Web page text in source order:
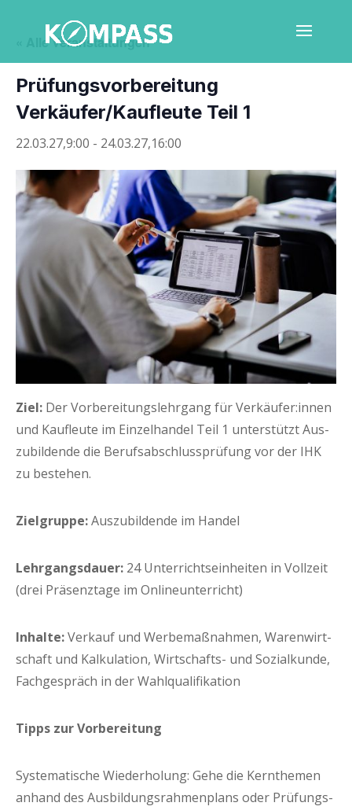
« Alle Veranstaltungen
Prü­fungs­vor­be­rei­tung
Verkäufer/Kaufleute Teil 1
22.03.27,9:00 - 24.03.27,16:00
Ziel: Der Vor­be­rei­tungs­lehr­gang für Verkäufer:innen
und Kauf­leu­te im Ein­zel­han­del Teil 1 unter­stützt Aus­
zu­bil­den­de die Berufs­ab­schluss­prü­fung vor der IHK
zu bestehen.
Ziel­grup­pe:Aus­zu­bil­den­de im Handel
Lehr­gangs­dau­er: 24 Unter­richts­ein­hei­ten in Voll­zeit
(drei Prä­senz­ta­ge im Onlineunterricht)
Inhal­te:Ver­kauf und Wer­be­maß­nah­men, Waren­wirt­
schaft und Kal­ku­la­ti­on, Wirt­schafts- und Sozi­al­kun­de,
Fach­ge­spräch in der Wahlqualifikation
Tipps zur Vorbereitung
Sys­te­ma­ti­sche Wie­der­ho­lung: Gehe die Kern­the­men
anhand des Aus­bil­dungs­rah­men­plans oder Prü­fungs­